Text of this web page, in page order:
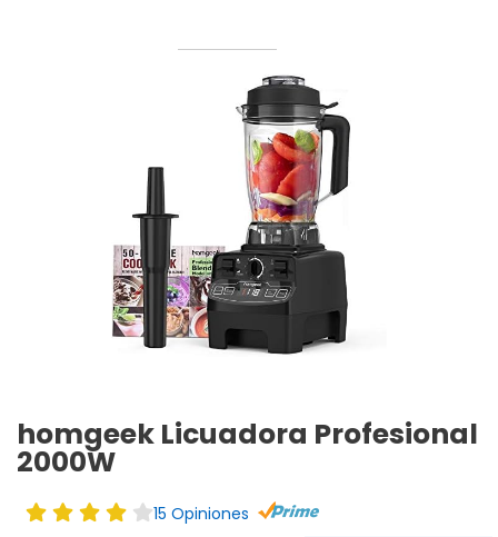
homgeek Licuadora Profesional
2000W
15 Opiniones